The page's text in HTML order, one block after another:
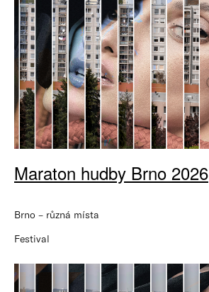
Maraton hudby Brno 2026
Brno – různá místa
Festival